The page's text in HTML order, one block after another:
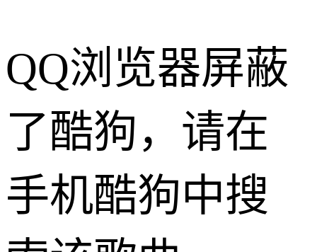
QQ浏览器屏蔽
了酷狗，请在
手机酷狗中搜